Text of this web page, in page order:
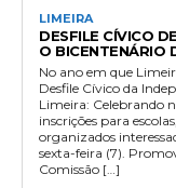
LIMEIRA
DESFILE CÍVICO
O BICENTENÁRIO
No ano em que
Desfile Cívico da
Limeira: Celebrando
inscrições para
organizados
sexta-feira (7).
Comissão […]